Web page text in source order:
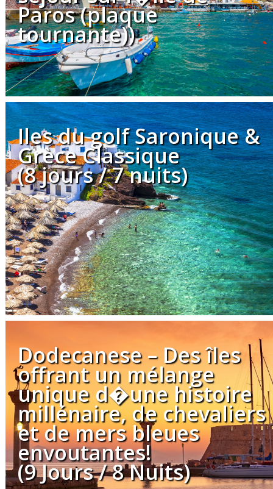
Paros (plaque
tournante))
Iles du golf Saronique &
Grèce Classique
(8 jours / 7 nuits)
Dodecanese – Des îles
offrant un mélange
unique d�une histoire
millénaire, de chevaliers
et de mers bleues
envoutantes!
(9 Jours / 8 Nuits)